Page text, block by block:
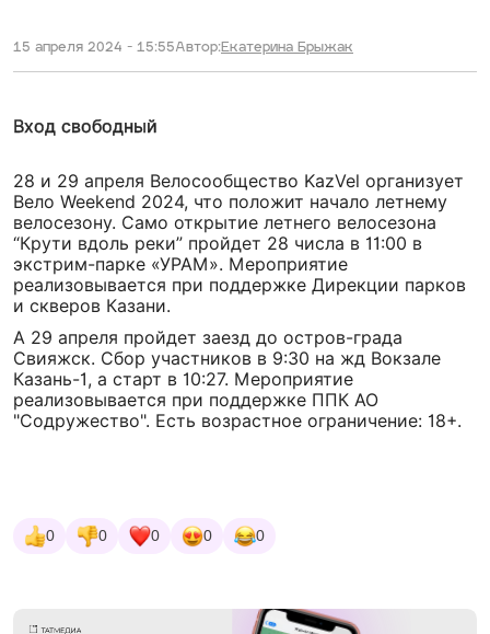
15 апреля 2024 - 15:55Автор:Екатерина Брыжак
Вход свободный
28 и 29 апреля Велосообщество KazVel организует
Вeло Weekend 2024, что положит начало летнему
велосезону. Само открытие летнего велосезона
“Крути вдоль реки” пройдет 28 числа в 11:00 в
экстрим-парке «УРАМ». Мероприятие
реализовывается при поддержке Дирекции парков
и скверов Казани.
А 29 апреля пройдет заезд до остров-града
Свияжск. Сбор участников в 9:30 на жд Вокзале
Казань-1, а старт в 10:27. Мероприятие
реализовывается при поддержке ППК АО
"Содружество". Есть возрастное ограничение: 18+.
0 0 0 0 0